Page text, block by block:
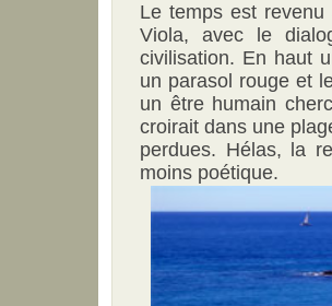
Le temps est
Viola, avec le
civilisation. En haut
un parasol rouge et
un être humain
croirait dans une
perdues. Hélas, la
moins poétique.